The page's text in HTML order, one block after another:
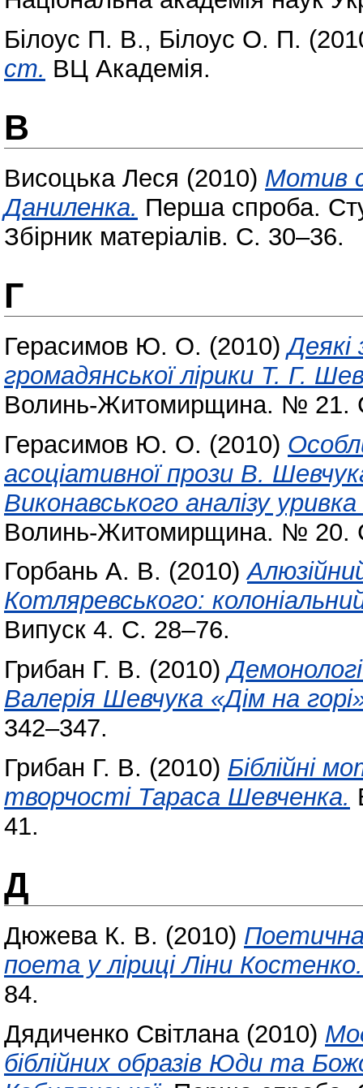
Білоус П. В., Білоус О. П.
ст. ВЦ Академія.
В
Висоцька Леся (2010) Мотив
Даниленка. Перша спроба.
Збірник матеріалів. С. 30–36.
Г
Герасимов Ю. О. (2010)Деякі
громадянської лірики Т. Г.
Волинь-Житомирщина. № 21.
Герасимов Ю. О. (2010)
асоціативної прози В.
Виконавського аналізу
Волинь-Житомирщина. № 20.
Горбань А. В. (2010)
Котляревського:
Випуск 4. С. 28–76.
Грибан Г. В. (2010)
Валерія Шевчука «Дім на
342–347.
Грибан Г. В. (2010) Біблійні
творчості Тараса Шевченка.
41.
Д
Дюжева К. В. (2010)
поета у ліриці Ліни Костенко.
84.
Дядиченко Світлана(2010)
біблійних образів Юди та